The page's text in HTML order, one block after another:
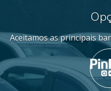
Aceitamos as principais